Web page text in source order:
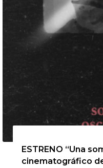
ESTRENO “Una
cinematográfico